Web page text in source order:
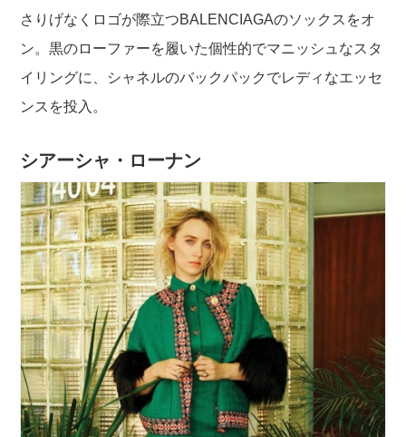
さりげなくロゴが際立つBALENCIAGAのソックスをオ
ン。黒のローファーを履いた個性的でマニッシュなスタ
イリングに、シャネルのバックパックでレディなエッセ
ンスを投入。
シアーシャ・ローナン